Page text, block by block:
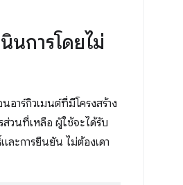
นการโดยไม่
าร์กิวเมนต์ที่มีโครงสร้าง
วนที่เหลือ ผู้ใช้จะได้รับ
ละการยืนยัน ไม่ต้องเดา